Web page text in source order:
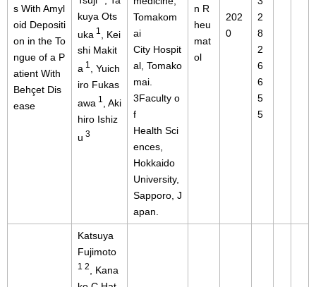
s With Amyl
oid Depositi
on in the To
ngue of a P
atient With
Behçet Dis
ease
kuya Ots
uka 1
, Kei
shi Makit
a 1
, Yuich
iro Fukas
awa 1 , Aki
hiro Ishiz
u 3
Tomakom
ai
City Hospit
al, Tomako
mai.
3Faculty o
f
Health Sci
ences,
Hokkaido
University,
Sapporo, J
apan.
n R
heu
mat
ol
202
0
2
8
2
6
6
5
5
Katsuya
Fujimoto
1 2
, Kana